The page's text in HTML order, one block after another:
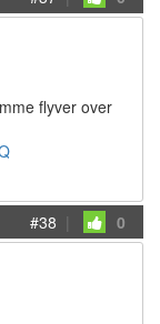
flyver over
#38 | 0